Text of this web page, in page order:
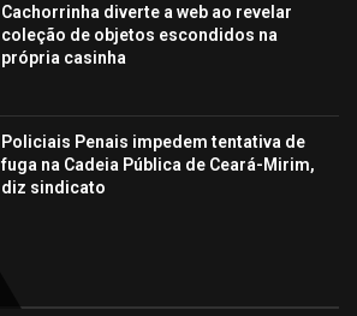
Cachorrinha diverte a web ao revelar
coleção de objetos escondidos na
própria casinha
Policiais Penais impedem tentativa de
fuga na Cadeia Pública de Ceará-Mirim,
diz sindicato